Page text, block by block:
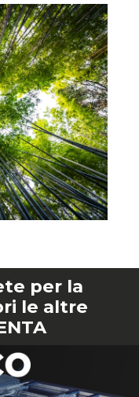
per la
le altre